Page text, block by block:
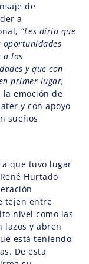
de
a
“Les diría que
oportunidades
a las
y que con
primer lugar,
la emoción de
y con apoyo
sueños
que tuvo lugar
Hurtado
tejen entre
nivel como las
lazos y abren
está teniendo
De esta